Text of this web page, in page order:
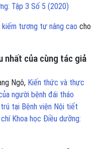
Tập 3 Số 5 (2020)
tương tự nâng cao cho
nhất của cùng tác giả
Ngô, Kiến thức và thực
người bệnh đái tháo
tại Bệnh viện Nội tiết
chí Khoa học Điều dưỡng: